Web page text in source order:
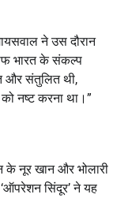
ने उस दौरान
भारत के संकल्प
और संतुलित थी,
नष्ट करना था।”
के नूर खान और भोलारी
सिंदूर’ ने यह